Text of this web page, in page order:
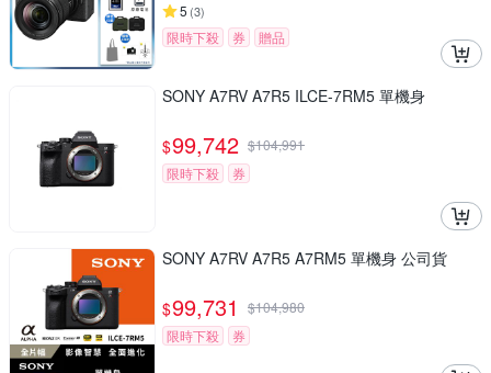
5 (3)
限時下殺 券 贈品
SONY A7RV A7R5 ILCE-7RM5 單機身
$99,742 $104,991
限時下殺
券
SONY A7RV A7R5 A7RM5 單機身 公司貨
$99,731 $104,980
限時下殺
券